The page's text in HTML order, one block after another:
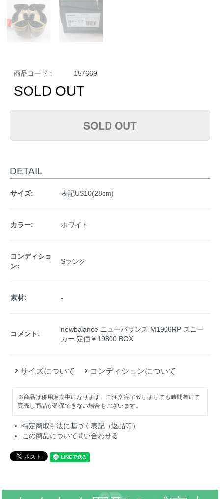
商品コード : 157669
SOLD OUT
SOLD OUT
DETAIL
サイズ: 表記US10(28cm)
カラー: ホワイト
コンディショ
ン:
Sランク
素材: -
コメント:
newbalance ニューバランス M1906RP スニー
カー 定価￥19800 BOX
サイズについて コンディションについて
※商品は併用販売中になります。ご注文完了致しましても時間差にて
完売し商品が確保できない場合もございます。
特定商取引法に基づく表記（返品等）
この商品について問い合わせる